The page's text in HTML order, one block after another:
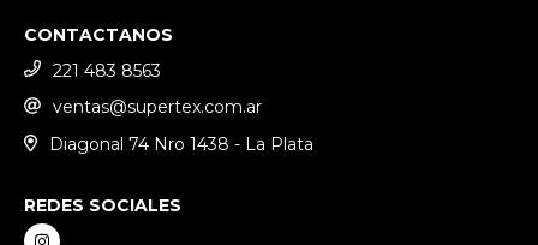
CONTACTANOS
221 483 8563
ventas@supertex.com.ar
Diagonal 74 Nro 1438 - La Plata
REDES SOCIALES